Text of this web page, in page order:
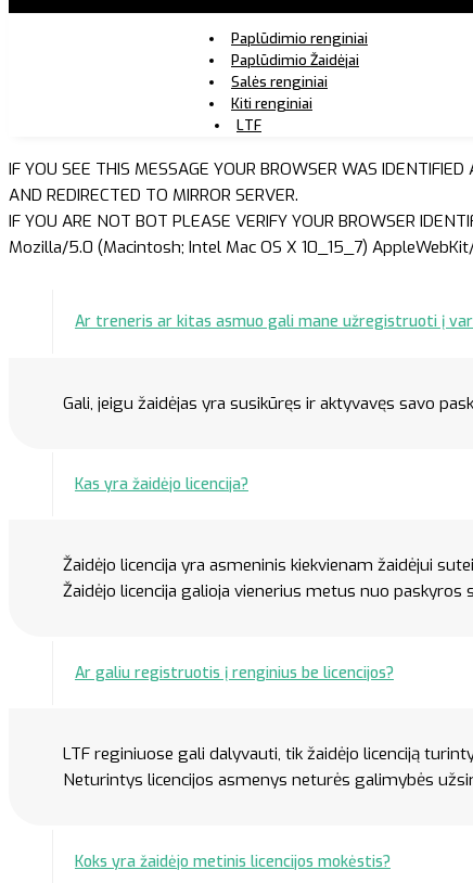
Paplūdimio renginiai
Paplūdimio Žaidėjai
Salės renginiai
Kiti renginiai
LTF
IF YOU SEE THIS MESSAGE YOUR BROWSER WAS IDENTIFIED
AND REDIRECTED TO MIRROR SERVER.
IF YOU ARE NOT BOT PLEASE VERIFY YOUR BROWSER
Mozilla/5.0 (Macintosh; Intel Mac OS X 10_15_7)
Ar treneris ar kitas asmuo gali mane užregistruoti į
Gali, jeigu žaidėjas yra susikūręs ir aktyvavęs savo
Kas yra žaidėjo licencija?
Žaidėjo licencija yra asmeninis kiekvienam žaidėjui
Žaidėjo licencija galioja vienerius metus nuo
Ar galiu registruotis į renginius be licencijos?
LTF reginiuose gali dalyvauti, tik žaidėjo licenciją
Neturintys licencijos asmenys neturės galimybės
Koks yra žaidėjo metinis licencijos mokėstis?